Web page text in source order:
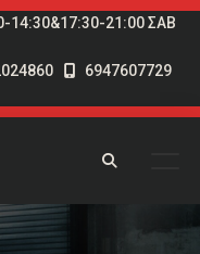
21:00 ΣΑΒ
6947607729